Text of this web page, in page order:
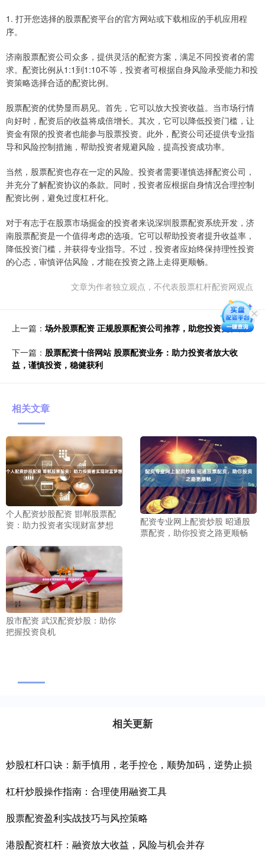
1. 打开您选择的股票配资平台的官方网站或下载相应的手机应用程
序。
济南股票配资公司众多，提供灵活的配资方案，满足不同投资者的需
求。配资比例从1:1到1:10不等，投资者可根据自身风险承受能力和投
资策略选择合适的配资比例。
股票配资的优势显而易见。首先，它可以放大投资收益。当市场行情
向好时，配资后的收益将成倍增长。其次，它可以降低投资门槛，让
资金有限的投资者也能参与股票投资。此外，配资公司还提供专业指
导和风险控制措施，帮助投资者规避风险，提高投资成功率。
当然，股票配资也存在一定的风险。投资者需要谨慎选择配资公司，
并充分了解配资协议的条款。同时，投资者应根据自身情况合理控制
配资比例，避免过度杠杆化。
对于有志于在股票市场掘金的投资者来说深圳股票配资系统开发，济
南股票配资是一个值得考虑的选项。它可以帮助投资者提升收益率，
降低投资门槛，并获得专业指导。不过，投资者应始终保持理性投资
的心态，审慎评估风险，才能在投资之路上走得更顺畅。
文章为作者独立观点，不代表股票杠杆配资网观点
上一篇：场外股票配资 正规股票配资公司推荐，助您投资更轻松
下一篇： 股票配资十倍网站 股票配资业务：助力投资者放大收
益，谨慎投资，稳健获利
相关文章
个人配资炒股配资 邯郸股票配
资：助力投资者实现财富梦想
配资专业网上配资炒股 昭通股
票配资，助你投资之路更顺畅
股市配资 武汉配资炒股：助你
把握投资良机
相关更新
炒股杠杆口诀：新手慎用，老手控仓，顺势加码，逆势止损
杠杆炒股操作指南：合理使用融资工具
股票配资盈利实战技巧与风控策略
港股配资杠杆：融资放大收益，风险与机会并存